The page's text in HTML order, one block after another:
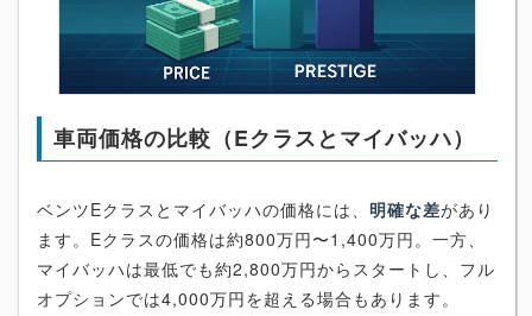
車両価格の比較（Eクラスとマイバッハ）
ベンツEクラスとマイバッハの価格には、 明確な差があり
ます。Eクラスの価格は約800万円〜1,400万円。一方、
マイバッハは最低でも約2,800万円からスタートし、フル
オプションでは4,000万円を超える場合もあります。